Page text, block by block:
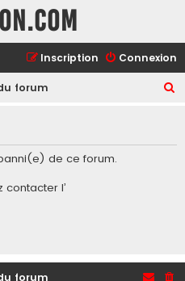
Connexion
Inscription
forum
h
de ce forum.
contacter l’
forum